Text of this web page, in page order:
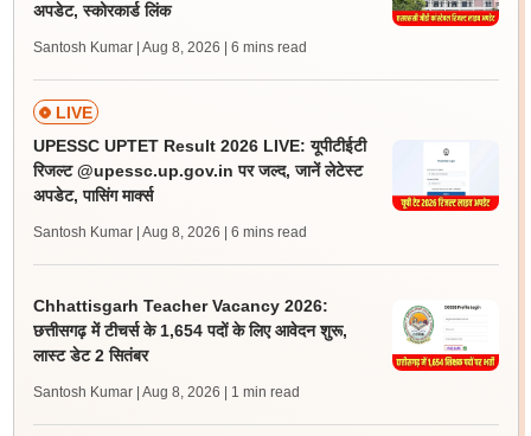
अपडेट, स्कोरकार्ड लिंक
Santosh Kumar | Aug 8, 2026 | 6 mins read
LIVE
UPESSC UPTET Result 2026 LIVE: यूपीटीईटी
रिजल्ट @upessc.up.gov.in पर जल्द, जानें लेटेस्ट
अपडेट, पासिंग मार्क्स
Santosh Kumar | Aug 8, 2026 | 6 mins read
Chhattisgarh Teacher Vacancy 2026:
छत्तीसगढ़ में टीचर्स के 1,654 पदों के लिए आवेदन शुरू,
लास्ट डेट 2 सितंबर
Santosh Kumar | Aug 8, 2026 | 1 min read